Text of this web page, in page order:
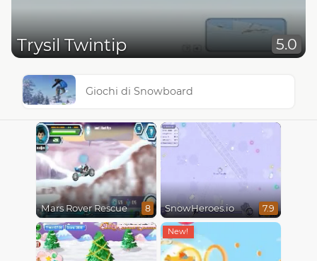
Trysil Twintip 5.0
Giochi di Snowboard
Mars Rover Rescue 8 SnowHeroes.io 7.9